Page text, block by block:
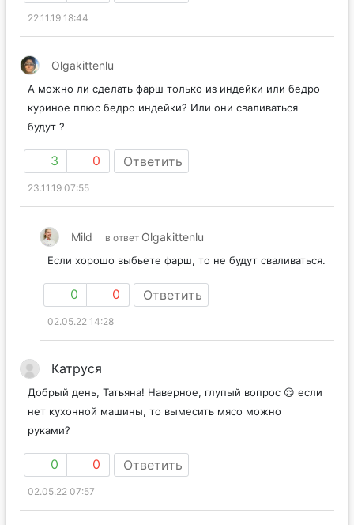
22.11.19 18:44
Olgakittenlu
А можно ли сделать фарш только из индейки или бедро
куриное плюс бедро индейки? Или они сваливаться
будут ?
3 0 Ответить
23.11.19 07:55
Mild в ответ Olgakittenlu
Если хорошо выбьете фарш, то не будут сваливаться.
0 0 Ответить
02.05.22 14:28
Катруся
Добрый день, Татьяна! Наверное, глупый вопрос 😌 если
нет кухонной машины, то вымесить мясо можно
руками?
0 0 Ответить
02.05.22 07:57